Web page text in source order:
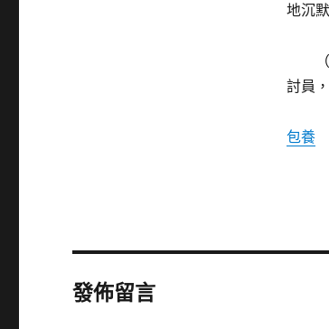
地沉
討員
包養
發佈留言